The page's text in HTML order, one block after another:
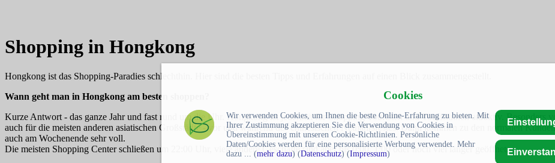
Cookies
Wir verwenden Cookies, um Ihnen die beste Online-Erfahrung zu bieten. Mit
Ihrer Zustimmung akzeptieren Sie die Verwendung von Cookies in
Übereinstimmung mit unseren Cookie-Richtlinien. Persönliche
Daten/Cookies werden für eine personalisierte Werbung verwendet. Mehr
dazu ... (mehr dazu) (Datenschutz) (Impressum)
Shopping in Hongkong
Hongkong ist das Shopping-Paradies schlechthin. Hier sind die besten Tipps und Erfahrungen auf einen Blick zusammengestellt.
Wann geht man in Hongkong am besten shoppen?
Kurze Antwort - das ganze Jahr und fast rund um die Uhr. Hongkong ist jederzeit für Shopping Touristen und Touristinnen attraktiv. Besonders
auch für die meisten anderen asiatischen Großstädte - vor und während des chinesischen Neujahrsfestes. Dann kommen zu den normalen
auch am Wochenende sehr voll.
Die meisten Shopping Center schließen um 22:00 Uhr, viele andere Geschäfte sind aber bis 0:00, 1:00 oder noch viel länger geöffnet.